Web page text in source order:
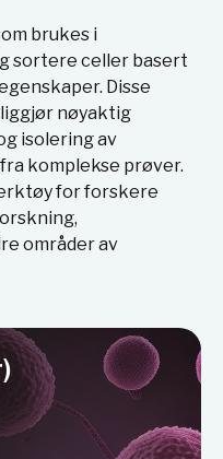
brukes i
sortere celler basert
Disse
nøyaktig
isolering av
komplekse prøver.
for forskere
områder av